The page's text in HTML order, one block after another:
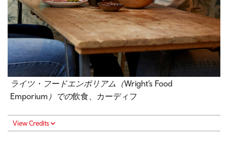
ライツ・フードエンポリアム（Wright’s Food
Emporium ）での飲食、カーディフ
View Credits